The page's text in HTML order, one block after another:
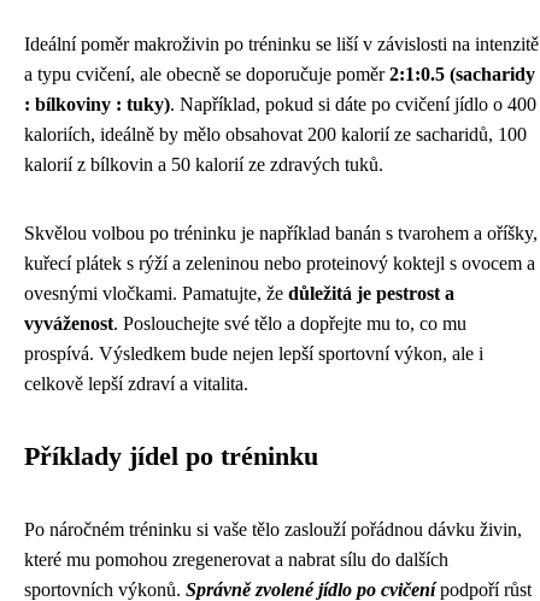
Ideální poměr makroživin po tréninku se liší v závislosti na intenzitě
a typu cvičení, ale obecně se doporučuje poměr2:1:0.5 (sacharidy
: bílkoviny : tuky). Například, pokud si dáte po cvičení jídlo o 400
kaloriích, ideálně by mělo obsahovat 200 kalorií ze sacharidů, 100
kalorií z bílkovin a 50 kalorií ze zdravých tuků.
Skvělou volbou po tréninku je například banán s tvarohem a oříšky,
kuřecí plátek s rýží a zeleninou nebo proteinový koktejl s ovocem a
ovesnými vločkami. Pamatujte, že důležitá je pestrost a
vyváženost. Poslouchejte své tělo a dopřejte mu to, co mu
prospívá. Výsledkem bude nejen lepší sportovní výkon, ale i
celkově lepší zdraví a vitalita.
Příklady jídel po tréninku
Po náročném tréninku si vaše tělo zaslouží pořádnou dávku živin,
které mu pomohou zregenerovat a nabrat sílu do dalších
sportovních výkonů. Správně zvolené jídlo po cvičenípodpoří růst